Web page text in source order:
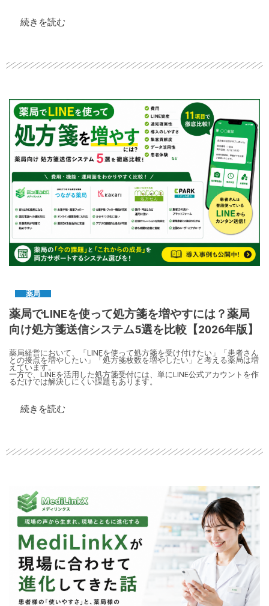
続きを読む
薬局
薬局でLINEを使って処方箋を増やすには？薬局
向け処方箋送信システム5選を比較【2026年版】
薬局経営において、「LINEを使って処方箋を受け付けたい」「患者さん
との接点を増やしたい」「処方箋枚数を増やしたい」と考える薬局は増
えています。
一方で、LINEを活用した処方箋受付には、単にLINE公式アカウントを作
るだけでは解決しにくい課題もあります。
続きを読む